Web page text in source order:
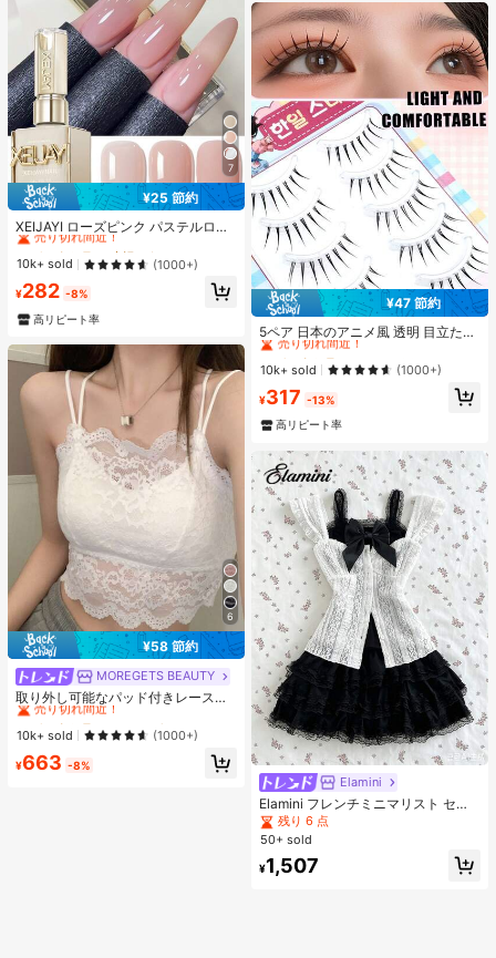
7
¥25 節約
XEIJAYI ローズピンク パステルロー
ズカラーシリーズ スウィート ジェン
トル ネイルポリッシュジェル プロフ
ェッショナル ネイルサロン用
#1 ベストセラー
光沢のある ジェルネイルポリッシュ
売り切れ間近！
#1 ベストセラー
売り切れ間近！
#1 ベストセラー
売り切れ間近！
#1 ベストセラー
売り切れ間近！
10k+ sold (1000+)
¥282 -8%
高リピート率
6
¥58 節約
MOREGETS BEAUTY
取り外し可能なパッド付きレースキ
ャミソール、多用途ノースリーブア
ンダーシャツ、女性向け、新学期、
クリスマス、春節、カジュアルホワ
イトサマー、シック&エレガント
#1 ベストセラー
に エレガント ノースリーブキャミソール
売り切れ間近！
#1 ベストセラー
売り切れ間近！
#1 ベストセラー
売り切れ間近！
#1 ベストセラー
に エレガント ノースリーブキャミソール
売り切れ間近！
10k+ sold (1000+)
¥663 -8%
¥47 節約
5ペア 日本のアニメ風 透明 目立たな
い つけまつげ、自然で優しい軽量な
フェイクまつげ、デート、旅行、持
ち運びに適しています
#1 ベストセラー
に スパイクマンガ つけまつげ
売り切れ間近！
#1 ベストセラー
売り切れ間近！
#1 ベストセラー
売り切れ間近！
#1 ベストセラー
売り切れ間近！
10k+ sold (1000+)
¥317 -13%
高リピート率
Elamini
Elamini フレンチミニマリスト セク
シースタイル レース生地 ファッショ
ン フリル袖デザイン スリムウエスト
ーリー スウィート 遊び心 春夏新作
レディースブラウス
残り 6 点
50+ sold
¥1,507